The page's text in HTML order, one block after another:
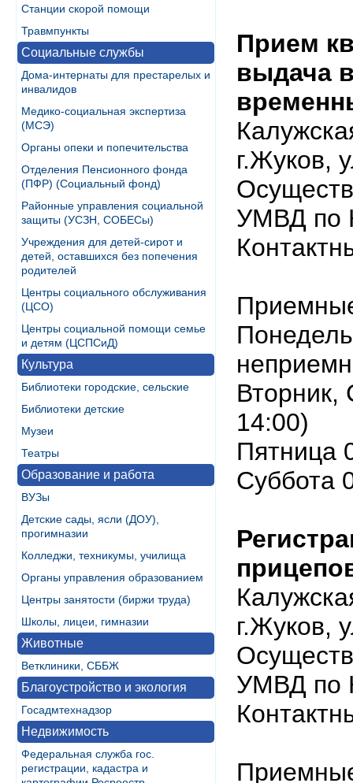
Станции скорой помощи
Травмпункты
Социальные службы
Дома-интернаты для престарелых и
инвалидов
Медико-социальная экспертиза
(МСЭ)
Органы опеки и попечительства
Отделения Пенсионного фонда
(ПФР) (Социальный фонд)
Районные управления социальной
защиты (УСЗН, СОБЕСы)
Учреждения для детей-сирот и
детей, оставшихся без попечения
родителей
Центры социального обслуживания
(ЦСО)
Центры социальной помощи семье
и детям (ЦСПСиД)
Культура
Библиотеки городские, сельские
Библиотеки детские
Музеи
Театры
Образование и работа
ВУЗы
Детские сады, ясли (ДОУ),
прогимназии
Колледжи, техникумы, училища
Органы управления образованием
Центры занятости (биржи труда)
Школы, лицеи, гимназии
Животные
Ветклиники, СББЖ
Благоустройство и экология
Госадмтехнадзор
Недвижимость
Федеральная служба гос.
регистрации, кадастра и
Прием
выдача
г.Жуков,
УМВД по
Вторник,
14:00)
Пятница
Суббота
г.Жуков,
УМВД по